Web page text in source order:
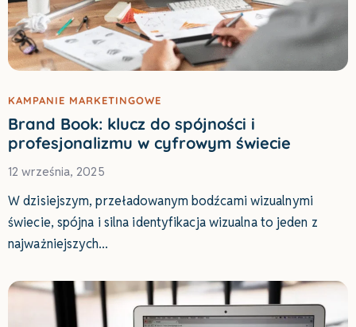
KAMPANIE MARKETINGOWE
Brand Book: klucz do spójności i
profesjonalizmu w cyfrowym świecie
12 września, 2025
W dzisiejszym, przeładowanym bodźcami wizualnymi
świecie, spójna i silna identyfikacja wizualna to jeden z
najważniejszych